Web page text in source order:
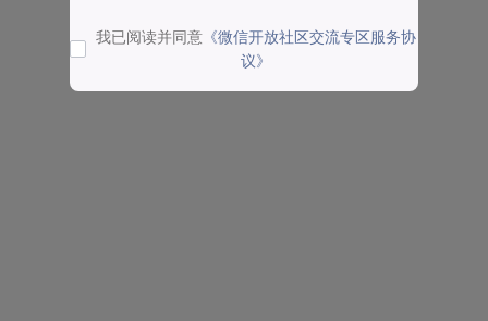
我已阅读并同意 《微信开放社区交流专区服务协
议》